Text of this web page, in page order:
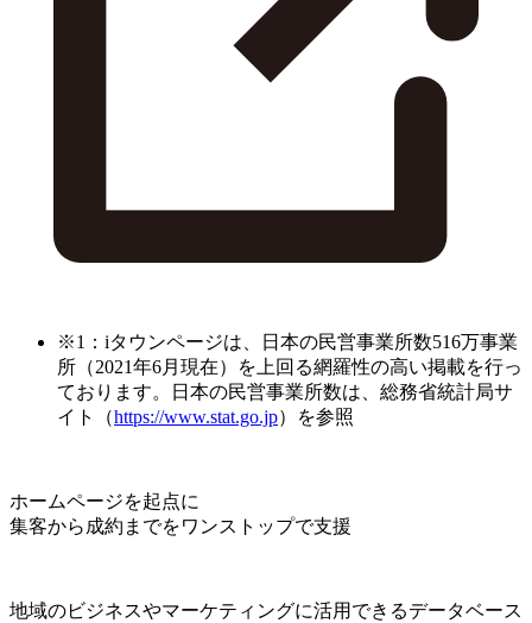
※1：iタウンページは、日本の民営事業所数516万事業
所（2021年6月現在）を上回る網羅性の高い掲載を行っ
ております。日本の民営事業所数は、総務省統計局サ
イト（https://www.stat.go.jp）を参照
ホームページを起点に
集客から成約までをワンストップで支援
地域のビジネスやマーケティングに活用できるデータベース